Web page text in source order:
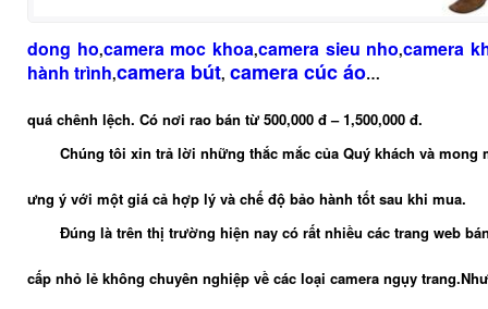
dong ho,camera moc khoa,camera sieu nho,camera
hành trình,camera bút, camera cúc áo…
quá chênh lệch. Có nơi rao bán từ 500,000 đ – 1,500,000 đ.
Chúng tôi xin trả lời những thắc mắc của Quý khách và
ưng ý với một giá cả hợp lý và chế độ bảo hành tốt sau khi mua.
Đúng là trên thị trường hiện nay có rất nhiều các trang web
cấp nhỏ lẻ không chuyên nghiệp về các loại camera ngụy